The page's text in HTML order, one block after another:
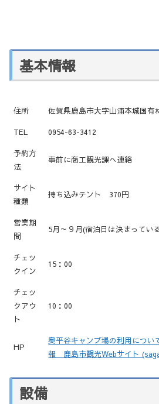
基本情報
住所 佐賀県鹿島市大字山浦本城国有
TEL 0954-63-3412
予約方
法
事前に商工観光課へ連絡
サイト
種類
持ち込みテント 370円
営業期
間
5月～９月(宿泊日は決まってい
チェッ
クイン
15：00
チェッ
クアウ
ト
10：00
HP
奥平谷キャンプ場の利用につ
報 鹿島市観光Webサイト
設備